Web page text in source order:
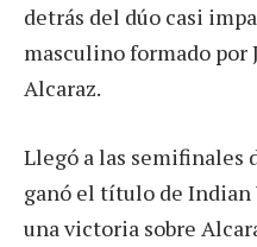
detrás del dúo casi
masculino formado por
Alcaraz.
Llegó a las semifinales
ganó el título de Indian
una victoria sobre